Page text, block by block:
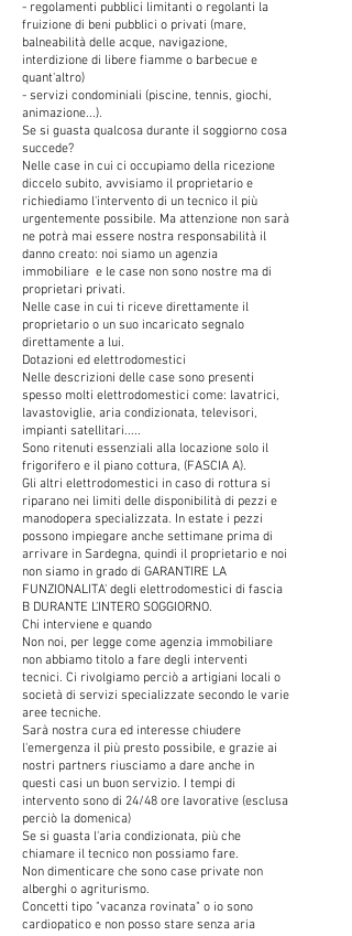
­- regolamenti pubblici limitanti o regolanti la
fruizione di beni pubblici o privati (mare,
balneabilità delle acque, navigazione,
interdizione di libere fiamme o barbecue e
quant'altro)
- servizi condominiali (piscine, tennis, giochi,
animazione...).
Se si guasta qualcosa durante il soggiorno cosa
succede?
Nelle case in cui ci occupiamo della ricezione
diccelo subito, avvisiamo il proprietario e
richiediamo l'intervento di un tecnico il più
urgentemente possibile. Ma attenzione non sarà
ne potrà mai essere nostra responsabilità il
danno creato: noi siamo un agenzia
immobiliare e le case non sono nostre ma di
proprietari privati.
Nelle case in cui ti riceve direttamente il
proprietario o un suo incaricato segnalo
direttamente a lui.
Dotazioni ed elettrodomestici
Nelle descrizioni delle case sono presenti
spesso molti elettrodomestici come: lavatrici,
lavastoviglie, aria condizionata, televisori,
impianti satellitari.....
Sono ritenuti essenziali alla locazione solo il
frigorifero e il piano cottura, (FASCIA A).
Gli altri elettrodomestici in caso di rottura si
riparano nei limiti delle disponibilità di pezzi e
manodopera specializzata. In estate i pezzi
possono impiegare anche settimane prima di
arrivare in Sardegna, quindi il proprietario e noi
non siamo in grado di GARANTIRE LA
FUNZIONALITA' degli elettrodomestici di fascia
B DURANTE L'INTERO SOGGIORNO.
Chi interviene e quando
Non noi, per legge come agenzia immobiliare
non abbiamo titolo a fare degli interventi
tecnici. Ci rivolgiamo perciò a artigiani locali o
società di servizi specializzate secondo le varie
aree tecniche.
Sarà nostra cura ed interesse chiudere
l'emergenza il più presto possibile, e grazie ai
nostri partners riusciamo a dare anche in
questi casi un buon servizio. I tempi di
intervento sono di 24/48 ore lavorative (esclusa
perciò la domenica)
Se si guasta l'aria condizionata, più che
chiamare il tecnico non possiamo fare.
Non dimenticare che sono case private non
alberghi o agriturismo.
Concetti tipo "vacanza rovinata" o io sono
cardiopatico e non posso stare senza aria